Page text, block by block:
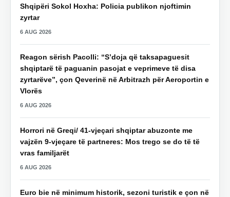
Shqipëri Sokol Hoxha: Policia publikon njoftimin
zyrtar
6 AUG 2026
Reagon sërish Pacolli: “S’doja që taksapaguesit
shqiptarë të paguanin pasojat e veprimeve të disa
zyrtarëve”, çon Qeverinë në Arbitrazh për Aeroportin e
Vlorës
6 AUG 2026
Horrori në Greqi/ 41-vjeçari shqiptar abuzonte me
vajzën 9-vjeçare të partneres: Mos trego se do të të
vras familjarët
6 AUG 2026
Euro bie në minimum historik, sezoni turistik e çon në